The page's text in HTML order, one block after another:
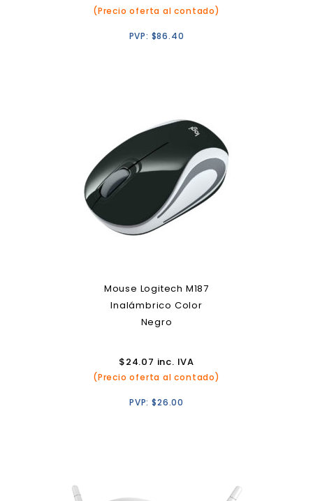
(Precio oferta al contado)
PVP: $86.40
Mouse Logitech M187
Inalámbrico Color
Negro
$24.07 inc. IVA
(Precio oferta al contado)
PVP:$26.00